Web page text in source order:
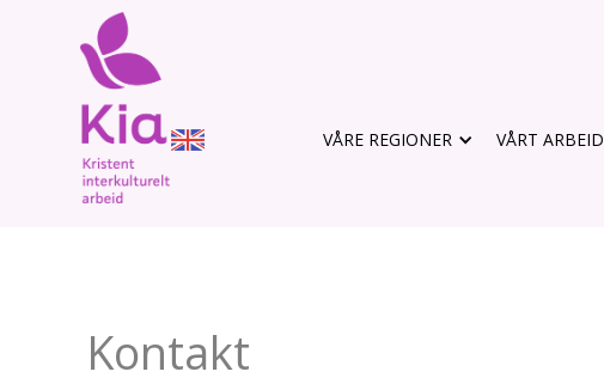
VÅRE REGIONER VÅRT ARBEID
Kontakt